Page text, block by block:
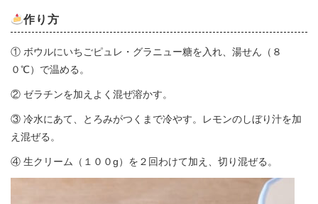
作り方
① ボウルにいちごピュレ・グラニュー糖を入れ、湯せん（８
０℃）で温める。
② ゼラチンを加えよく混ぜ溶かす。
③ 冷水にあて、とろみがつくまで冷やす。レモンのしぼり汁を加
え混ぜる。
④ 生クリーム（１００g）を２回わけて加え、切り混ぜる。